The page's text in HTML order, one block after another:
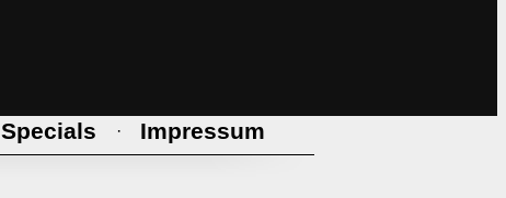
Specials · Impressum